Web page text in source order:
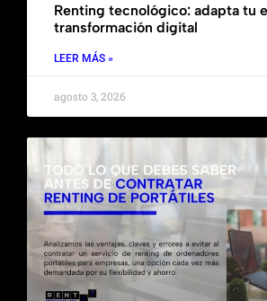
Renting tecnológico: adapta tu
transformación digital
LEER MÁS »
agosto 3, 2026